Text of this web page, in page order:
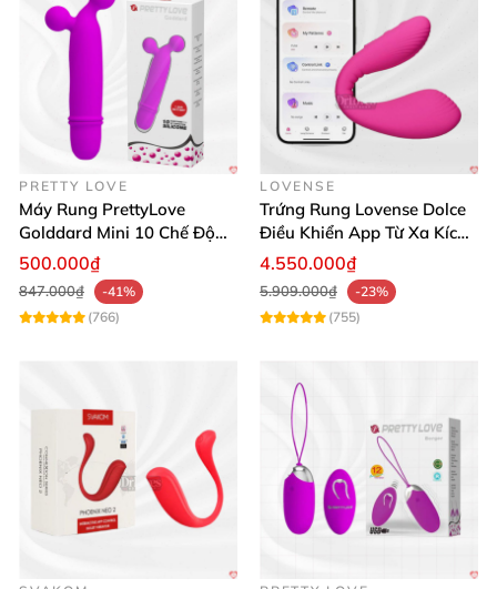
PRETTY LOVE
Máy Rung PrettyLove
Golddard Mini 10 Chế Độ
Kích Thích Cực Sướng
500.000₫
847.000₫
-41%
(766)
LOVENSE
Trứng Rung Lovense Dolce
Điều Khiển App Từ Xa Kích
Thích
4.550.000₫
5.909.000₫
-23%
(755)